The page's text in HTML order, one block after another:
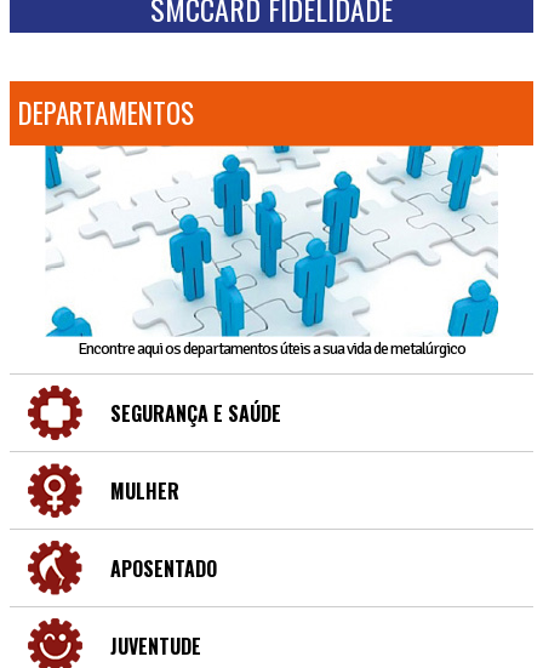
DEPARTAMENTOS
Encontre aqui os departamentos úteis a sua vida de metalúrgico
SEGURANÇA E SAÚDE
MULHER
APOSENTADO
JUVENTUDE